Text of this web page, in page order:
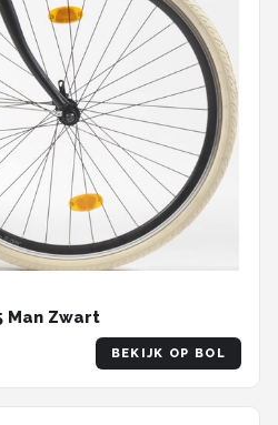
Man Zwart
BEKIJK OP BOL